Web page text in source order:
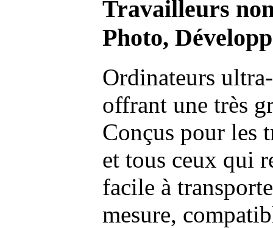
Travailleurs
Photo,
Ordinateurs
offrant une très
Conçus pour les
et tous ceux qui
facile à
mesure,